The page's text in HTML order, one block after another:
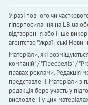
У разі повного чи
гіперпосилання на LB.ua
відтворення або інше
агентство "Українськi
Матеріали, які
компаній" / "Пресреліз" /
правах реклами. Редакція
представлені. Матеріали
редакція бере участь у
висловлені у цих